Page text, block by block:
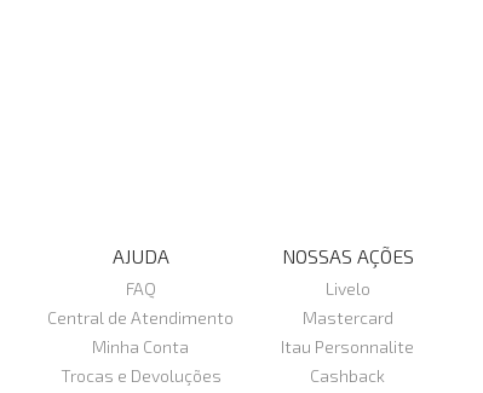
AJUDA
FAQ
Central de Atendimento
Minha Conta
Trocas e Devoluções
NOSSAS AÇÕES
Livelo
Mastercard
Itau Personnalite
Cashback